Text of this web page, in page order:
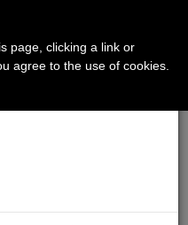
y también el
page, clicking a link or
agree to the use of cookies.